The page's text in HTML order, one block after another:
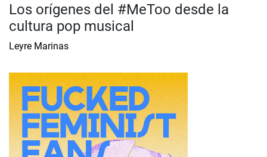
Los orígenes del #MeToo desde la
cultura pop musical
Leyre Marinas